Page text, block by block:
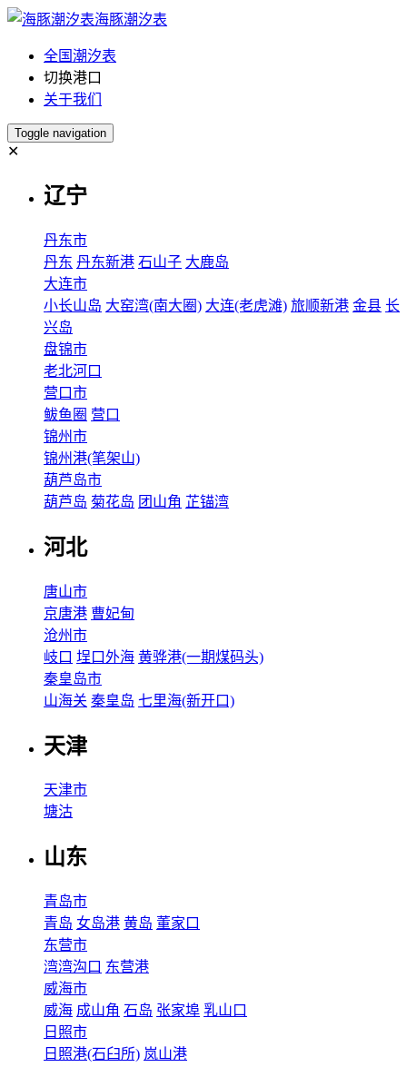
海豚潮汐表
全国潮汐表
切换港口
关于我们
Toggle navigation
✕
辽宁
丹东市
丹东 丹东新港 石山子 大鹿岛
大连市
小长山岛 大窑湾(南大圈) 大连(老虎滩) 旅顺新港 金县 长
兴岛
盘锦市
老北河口
营口市
鲅鱼圈 营口
锦州市
锦州港(笔架山)
葫芦岛市
葫芦岛 菊花岛 团山角 芷锚湾
河北
唐山市
京唐港 曹妃甸
沧州市
岐口 埕口外海 黄骅港(一期煤码头)
秦皇岛市
山海关 秦皇岛 七里海(新开口)
天津
天津市
塘沽
山东
青岛市
青岛 女岛港 黄岛 董家口
东营市
湾湾沟口 东营港
威海市
威海 成山角 石岛 张家埠 乳山口
日照市
日照港(石臼所) 岚山港